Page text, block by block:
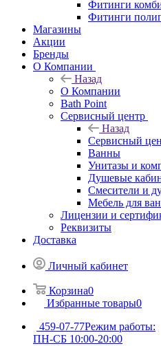
Фитинги
Фитинги
Магазины
Акции
Бренды
О Компании
Назад
О Компании
Bath Point
Сервисный центр
Назад
Сервисный
Ванны
Унитазы и
Душевые
Смесители и
Мебель для
Лицензии и
Реквизиты
Доставка
Личный кабинет
Корзина0
Избранные товары0
459-07-77Режим работы:
ПН-СБ 10:00-20:00